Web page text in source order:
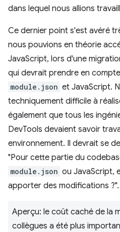
dans lequel nous allions
Ce dernier point s'est avéré
nous pouvions en théorie
JavaScript, lors d'une
qui devrait prendre en compte
module.json et JavaScript.
techniquement difficile à
également que tous les
DevTools devaient savoir
environnement. Il devrait se
"Pour cette partie du
module.json ou JavaScript,
apporter des modifications ?".
Aperçu: le coût caché de la
collègues a été plus